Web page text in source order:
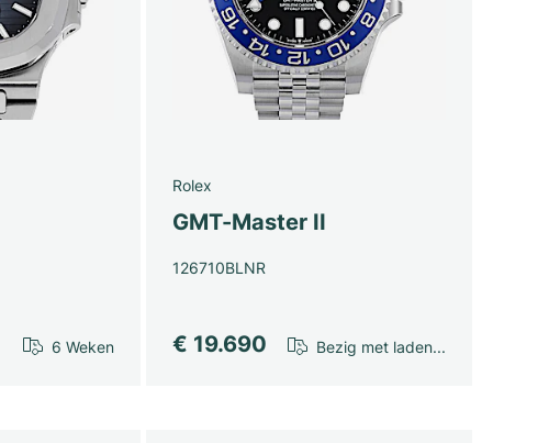
6 Weken
Rolex
GMT-Master II
126710BLNR
€ 19.690 Bezig met laden...